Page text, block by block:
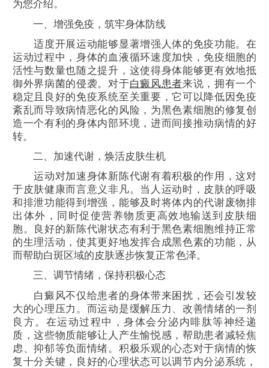
为您介绍。
一、增强免疫，筑牢身体防线
适度开展运动能够显著增强人体的免疫功能。在
运动过程中，身体的血液循环速度加快，免疫细胞的
活性与数量也随之提升，这使得身体能够更有效地抵
御外界病菌的侵袭。对于白癜风患者来说，拥有一个
稳定且良好的免疫系统至关重要，它可以降低因免疫
紊乱而导致病情恶化的风险，为黑色素细胞的修复创
造一个有利的身体内部环境，进而间接推动病情的好
转。
二、加速代谢，焕活皮肤生机
运动对加速身体新陈代谢有着积极的作用，这对
于皮肤健康而言意义非凡。当人运动时，皮肤的呼吸
和排泄功能得到增强，能够及时将体内的代谢废物排
出体外，同时促使营养物质更高效地输送到皮肤细
胞。良好的新陈代谢状态有利于黑色素细胞维持正常
的生理活动，使其更好地发挥合成黑色素的功能，从
而帮助白斑区域的皮肤逐步恢复正常色泽。
三、调节情绪，保持积极心态
白癜风不仅给患者的身体带来困扰，还会引发较
大的心理压力。而运动是缓解压力、改善情绪的一剂
良方。在运动过程中，身体会分泌内啡肽等神经递
质，这些物质能够让人产生愉悦感，帮助患者减轻焦
虑、抑郁等负面情绪。积极乐观的心态对于病情的恢
复十分关键，良好的心理状态可以调节内分泌系统，